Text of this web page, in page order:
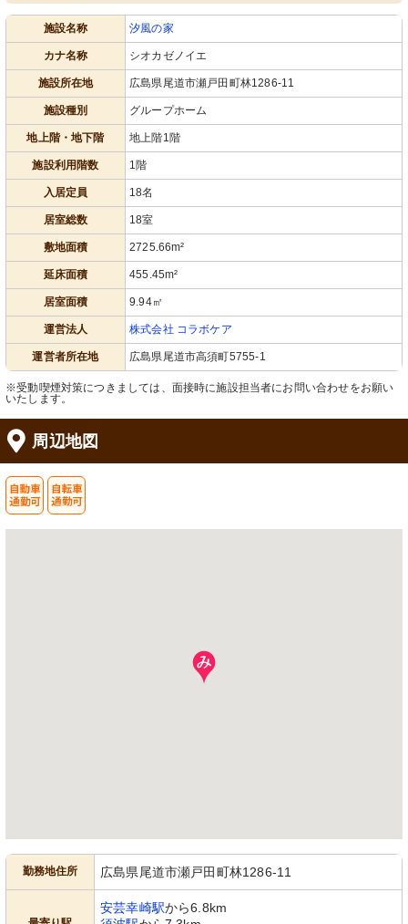
居室
窓から自然光が差し込む明るい個室で
す。清潔感のあるフローリングが心地
良さを演出しています。
エアコン
保ち、利用者の皆様が過ごしやすい環
色とりどりの飾りが魅力の壁面です。
季節感を感じさせる装飾が施され、施
設内の雰囲気を豊かにしています。
浴室
福祉用の浴槽が備わったスペースで
す。快適に使えるよう安全設計がされ
ています。
施設名称 汐風の家
カナ名称 シオカゼノイエ
施設所在地 広島県尾道市瀬戸田町林1286-11
施設種別 グループホーム
地上階・地下階 地上階1階
施設利用階数 1階
入居定員 18名
居室総数 18室
敷地面積 2725.66m²
延床面積 455.45m²
居室面積 9.94㎡
運営法人 株式会社 コラボケア
運営者所在地 広島県尾道市高須町5755-1
※受動喫煙対策につきましては、面接時に施設担当者にお問い合わせをお願い
いたします。
周辺地図
勤務地住所 広島県尾道市瀬戸田町林1286-11
安芸幸崎駅から6.8km